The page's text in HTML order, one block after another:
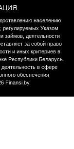
населению
регулируемых Указом
займов, деятельности
за собой право
и иных критериев в
Республики Беларусь.
в сфере
обеспечения
Finansi.by.